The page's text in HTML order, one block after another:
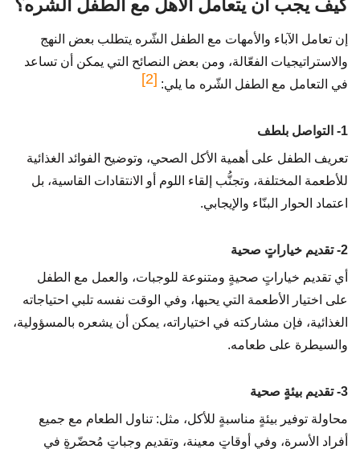
كيف يجب أن يتعامل الأهل مع الطفل الشّره؟
إن تعامل الآباء والأمهات مع الطفل الشّره يتطلب بعض النهج
والاستراتيجيات الفعّالة، ومن بعض النصائح التي يمكن أن تساعد
في التعامل مع الطفل الشّره ما يلي: [2]
1- التواصل بلطف
تعريف الطفل على أهمية الأكل الصحي، وتوضيح الفوائد الغذائية
للأطعمة المختلفة، وتجنُّب إلقاء اللوم أو الانتقادات القاسية، بل
اعتماد الحوار البنّاء والإيجابي.
2- تقديم خياراتٍ صحية
أي تقديم خياراتٍ صحيةٍ ومتنوعة للوجبات، والعمل مع الطفل
على اختيار الأطعمة التي يحبها، وفي الوقت نفسه تلبي احتياجاته
الغذائية، فإن مشاركته في اختياراته، يمكن أن يشعره بالمسؤولية،
والسيطرة على طعامه.
3- تقديم بيئةٍ صحية
محاولة توفير بيئةٍ مناسبةٍ للأكل، مثل: تناول الطعام مع جميع
أفراد الأسرة، وفي أوقاتٍ معينة، وتقديم وجباتٍ مُحضّرةٍ في